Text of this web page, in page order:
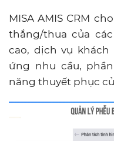
MISA AMIS CRM
thắng/thua của
cao, dịch vụ
ứng nhu cầu,
năng thuyết phục